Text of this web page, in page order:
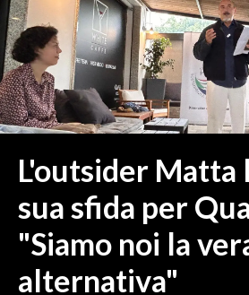
ORISTANO E PROVINCIA
SASSARI E PROVINCIA
GALLURA
NUORO E PROVINCIA
OGLIASTRA
ITALIA
MONDO
POLITICA
L'outsider Matta
sua sfida per
"Siamo noi la
alternativa"